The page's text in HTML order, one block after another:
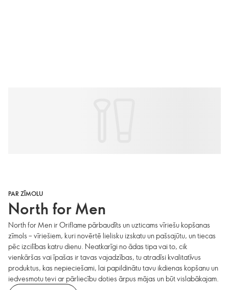
PAR ZĪMOLU
North for Men
North for Men ir Oriflame pārbaudīts un uzticams vīriešu kopšanas
zīmols – vīriešiem, kuri novērtē lielisku izskatu un pašsajūtu, un tiecas
pēc izcilības katru dienu. Neatkarīgi no ādas tipa vai to, cik
vienkāršas vai īpašas ir tavas vajadzības, tu atradīsi kvalitatīvus
produktus, kas nepieciešami, lai papildinātu tavu ikdienas kopšanu un
iedvesmotu tevi ar pārliecību doties ārpus mājas un būt vislabākajam.